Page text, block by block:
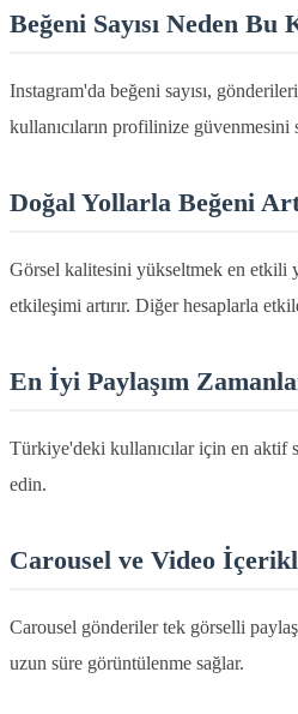
Beğeni Sayısı Neden
Instagram'da beğeni sayısı,
kullanıcıların profilinize
Doğal Yollarla Beğeni
Görsel kalitesini yükseltmek en etkili
etkileşimi artırır. Diğer hesaplarla
En İyi Paylaşım
Türkiye'deki kullanıcılar için en aktif
edin.
Carousel ve Video
Carousel gönderiler tek görselli
uzun süre görüntülenme sağlar.